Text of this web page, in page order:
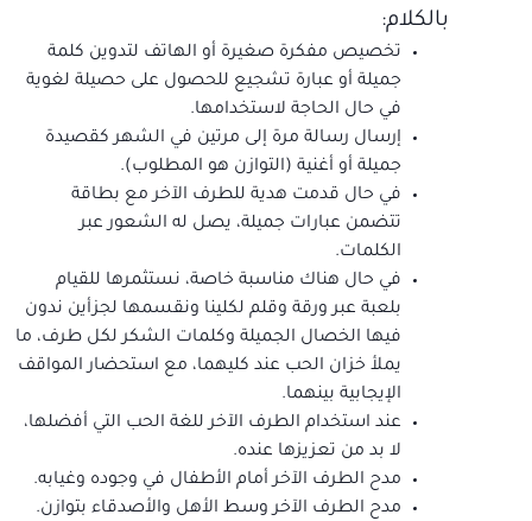
بالكلام:
تخصيص مفكرة صغيرة أو الهاتف لتدوين كلمة
جميلة أو عبارة تشجيع للحصول على حصيلة لغوية
في حال الحاجة لاستخدامها.
إرسال رسالة مرة إلى مرتين في الشهر كقصيدة
جميلة أو أغنية (التوازن هو المطلوب).
في حال قدمت هدية للطرف الآخر مع بطاقة
تتضمن عبارات جميلة، يصل له الشعور عبر
الكلمات.
في حال هناك مناسبة خاصة، نستثمرها للقيام
بلعبة عبر ورقة وقلم لكلينا ونقسمها لجزأين ندون
فيها الخصال الجميلة وكلمات الشكر لكل طرف، ما
يملأ خزان الحب عند كليهما، مع استحضار المواقف
الإيجابية بينهما.
عند استخدام الطرف الآخر للغة الحب التي أفضلها،
لا بد من تعزيزها عنده.
مدح الطرف الآخر أمام الأطفال في وجوده وغيابه.
مدح الطرف الآخر وسط الأهل والأصدقاء بتوازن.